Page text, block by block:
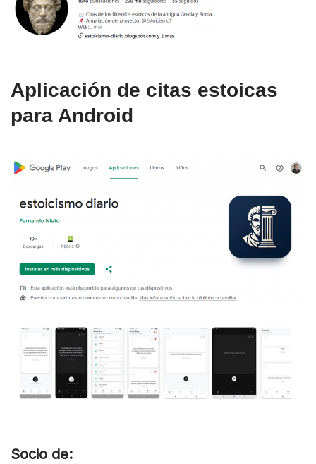
Aplicación de citas estoicas
para Android
Socio de: